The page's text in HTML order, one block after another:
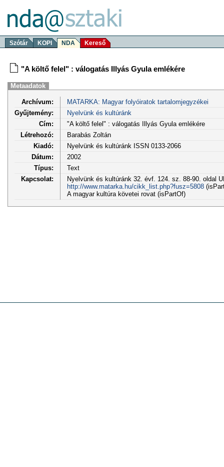
Szótár KOPI NDA Kereső
"A költő felel" : válogatás Illyás Gyula emlékére
Metaadatok
Archívum:
MATARKA: Magyar folyóiratok tartalomjegyzékei
Gyűjtemény:
Nyelvünk és kultúránk
Cím:
"A költő felel" : válogatás Illyás Gyula emlékére
Létrehozó:
Barabás Zoltán
Kiadó:
Nyelvünk és kultúránk ISSN 0133-2066
Dátum:
2002
Típus:
Text
Kapcsolat:
Nyelvünk és kultúránk 32. évf. 124. sz. 88-90. oldal
http://www.matarka.hu/cikk_list.php?fusz=5808
A magyar kultúra követei rovat (isPartOf)